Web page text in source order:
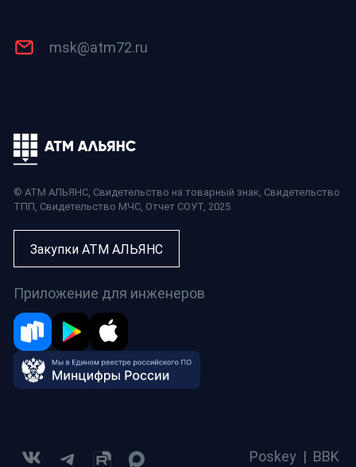
msk@atm72.ru
© АТМ АЛЬЯНС, Свидетельство на товарный знак, Свидетельство
ТПП, Свидетельство МЧС, Отчет СОУТ, 2025
Закупки АТМ АЛЬЯНС
Приложение для инженеров
Poskey | BBK